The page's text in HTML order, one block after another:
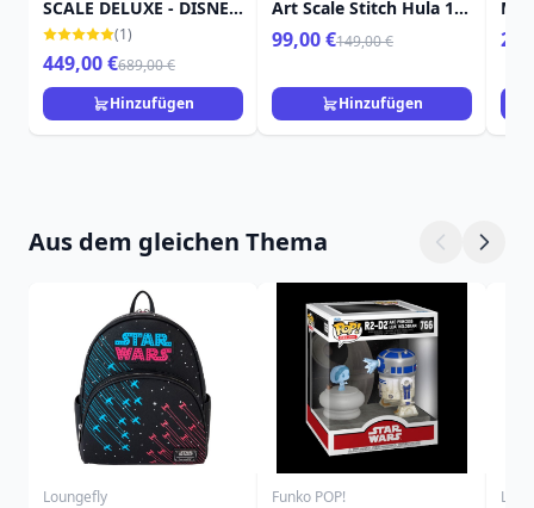
SCALE DELUXE - DISNEY
LILO & STITCH
(1)
449,00 €689,00 €
Hinzufügen
Art Scale Stitch Hula 17
cm
99,00 €149,00 €
Hinzufügen
Aus dem gleichen Thema
Loungefly Funko POP!